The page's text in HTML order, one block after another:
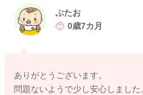
そこにあるから触れてしまうこと
よくあることになりますよ。
そして様子を見ていただくのでも
ぶたお
0歳7カ月
ありがとうございます。
問題ないようで少し安心しました